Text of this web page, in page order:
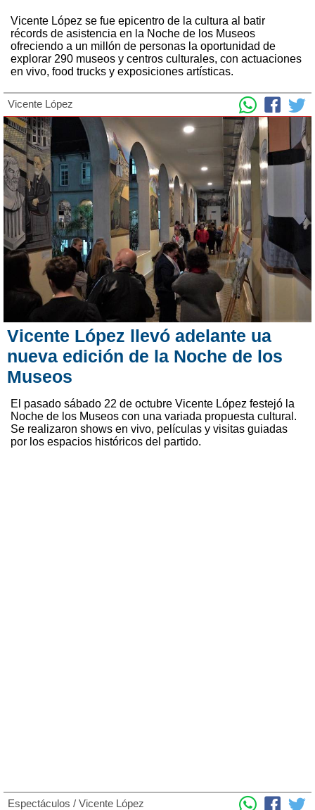
Vicente López se fue epicentro de la cultura al batir
récords de asistencia en la Noche de los Museos
ofreciendo a un millón de personas la oportunidad de
explorar 290 museos y centros culturales, con actuaciones
en vivo, food trucks y exposiciones artísticas.
Vicente López
Vicente López llevó adelante ua
nueva edición de la Noche de los
Museos
El pasado sábado 22 de octubre Vicente López festejó la
Noche de los Museos con una variada propuesta cultural.
Se realizaron shows en vivo, películas y visitas guiadas
por los espacios históricos del partido.
Espectáculos / Vicente López